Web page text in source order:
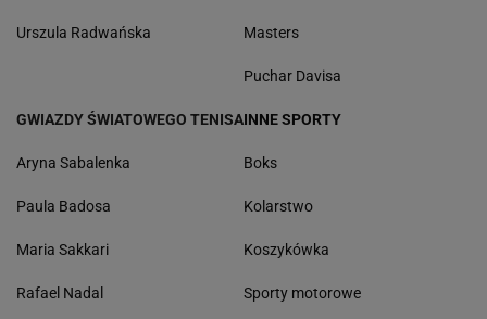
Urszula Radwańska Masters
Puchar Davisa
GWIAZDY ŚWIATOWEGO TENISA
Aryna Sabalenka
Paula Badosa
Maria Sakkari
Rafael Nadal
INNE SPORTY
Boks
Kolarstwo
Koszykówka
Sporty motorowe